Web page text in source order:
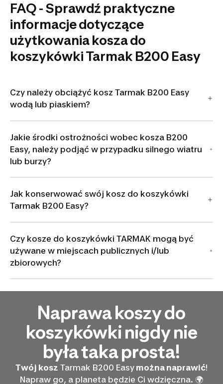
FAQ - Sprawdź praktyczne
informacje dotyczące
użytkowania kosza do
koszykówki Tarmak B200 Easy
Czy należy obciążyć kosz Tarmak B200 Easy
wodą lub piaskiem?
Jakie środki ostrożności wobec kosza B200
Easy, należy podjąć w przypadku silnego wiatru
lub burzy?
Jak konserwować swój kosz do koszykówki
Tarmak B200 Easy?
Czy kosze do koszykówki TARMAK mogą być
używane w miejscach publicznych i/lub
zbiorowych?
Naprawa koszy do
koszykówki nigdy nie
była taka prosta!
Twój kosz Tarmak B200 Easy można naprawić!
Napraw go, a planeta będzie Ci wdzięczna. 🌍